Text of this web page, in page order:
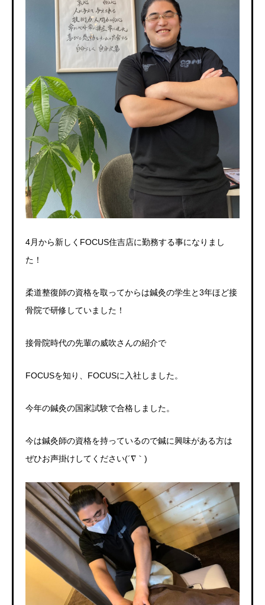
4月から新しく FOCUS住吉店に勤務する事になりまし
た！
柔道整復師の資格を取ってからは鍼灸の学生と3年ほど接
骨院で研修していました！
接骨院時代の先輩の威吹さんの紹介で
FOCUSを知り、 FOCUSに入社しました。
今年の鍼灸の国家試験で合格しました。
今は鍼灸師の資格を持っているので鍼に興味がある方は
ぜひお声掛けしてください(´∇｀)